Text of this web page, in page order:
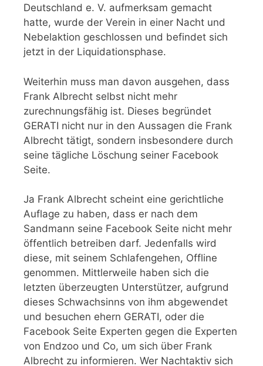
Deutschland e. V. aufmerksam gemacht
hatte, wurde der Verein in einer Nacht und
Nebelaktion geschlossen und befindet sich
jetzt in der Liquidationsphase.
Weiterhin muss man davon ausgehen, dass
Frank Albrecht selbst nicht mehr
zurechnungsfähig ist. Dieses begründet
GERATI nicht nur in den Aussagen die Frank
Albrecht tätigt, sondern insbesondere durch
seine tägliche Löschung seiner Facebook
Seite.
Ja Frank Albrecht scheint eine gerichtliche
Auflage zu haben, dass er nach dem
Sandmann seine Facebook Seite nicht mehr
öffentlich betreiben darf. Jedenfalls wird
diese, mit seinem Schlafengehen, Offline
genommen. Mittlerweile haben sich die
letzten überzeugten Unterstützer, aufgrund
dieses Schwachsinns von ihm abgewendet
und besuchen ehern GERATI, oder die
Facebook Seite Experten gegen die Experten
von Endzoo und Co, um sich über Frank
Albrecht zu informieren. Wer Nachtaktiv sich